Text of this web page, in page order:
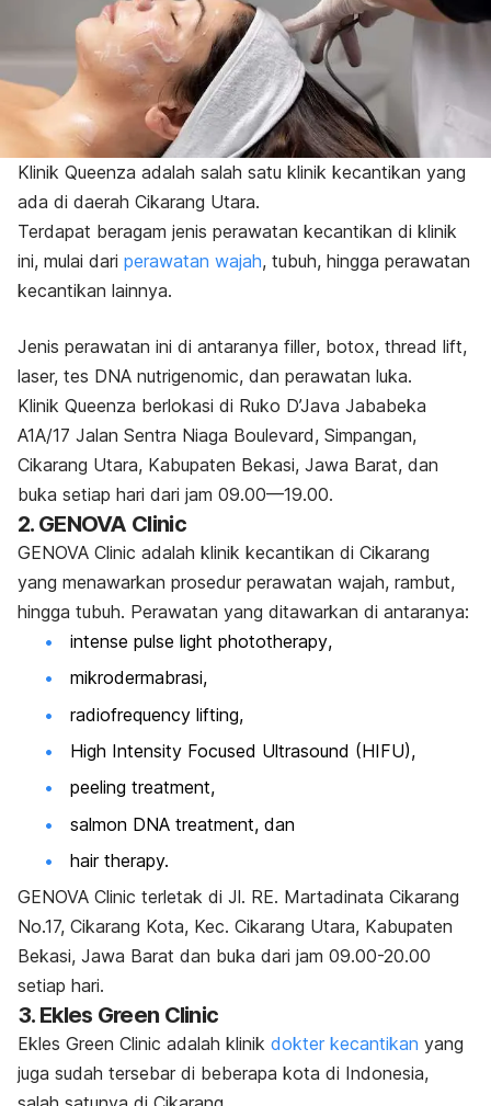
Klinik Queenza adalah salah satu klinik kecantikan yang
ada di daerah Cikarang Utara.
Terdapat beragam jenis perawatan kecantikan di klinik
ini, mulai dari perawatan wajah, tubuh, hingga perawatan
kecantikan lainnya.
Jenis perawatan ini di antaranya filler, botox, thread lift,
laser, tes DNA nutrigenomic, dan perawatan luka.
Klinik Queenza berlokasi di Ruko D’Java Jababeka
A1A/17 Jalan Sentra Niaga Boulevard, Simpangan,
Cikarang Utara, Kabupaten Bekasi, Jawa Barat, dan
buka setiap hari dari jam 09.00—19.00.
2. GENOVA Clinic
GENOVA Clinic adalah klinik kecantikan di Cikarang
yang menawarkan prosedur perawatan wajah, rambut,
hingga tubuh. Perawatan yang ditawarkan di antaranya:
intense pulse light phototherapy,
mikrodermabrasi,
radiofrequency lifting,
High Intensity Focused Ultrasound (HIFU),
peeling treatment,
salmon DNA treatment, dan
hair therapy.
GENOVA Clinic terletak di Jl. RE. Martadinata Cikarang
No.17, Cikarang Kota, Kec. Cikarang Utara, Kabupaten
Bekasi, Jawa Barat dan buka dari jam 09.00-20.00
setiap hari.
3. Ekles Green Clinic
Ekles Green Clinic adalah klinik dokter kecantikan yang
juga sudah tersebar di beberapa kota di Indonesia,